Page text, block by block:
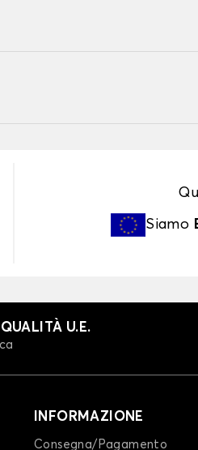
Siamo
U.E.
INFORMAZIONE
Consegna/Pagamento